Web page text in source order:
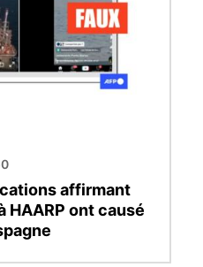
affirmant
HAARP ont causé